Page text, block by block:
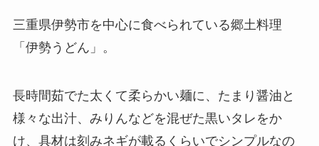
三重県伊勢市を中心に食べられている郷土料理
「伊勢うどん」。
長時間茹でた太くて柔らかい麺に、たまり醤油と
様々な出汁、みりんなどを混ぜた黒いタレをか
け、具材は刻みネギが載るくらいでシンプルなの